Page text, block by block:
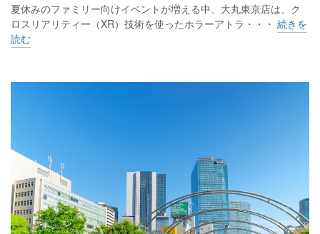
夏休みのファミリー向けイベントが増える中、大丸東京店は、ク
ロスリアリティー（XR）技術を使ったホラーアトラ・・・ 続きを
読む